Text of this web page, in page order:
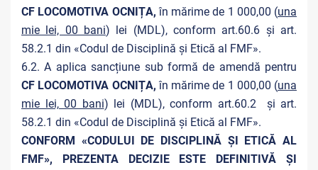
CF LOCOMOTIVA OCNIȚA,în mărime de 1 000,00 (una
mie lei, 00 bani) lei (MDL), conform art.60.6 și art.
58.2.1 din «Codul de Disciplină și Etică al FMF».
6.2. A aplica sancțiune sub formă de amendă pentru
CF LOCOMOTIVA OCNIȚA, în mărime de 1 000,00 (una
mie lei, 00 bani) lei (MDL), conform art.60.2 și art.
58.2.1 din «Codul de Disciplină și Etică al FMF».
CONFORM «CODULUI DE DISCIPLINĂ ȘI ETICĂ AL
FMF», PREZENTA DECIZIE ESTE DEFINITIVĂ ŞI